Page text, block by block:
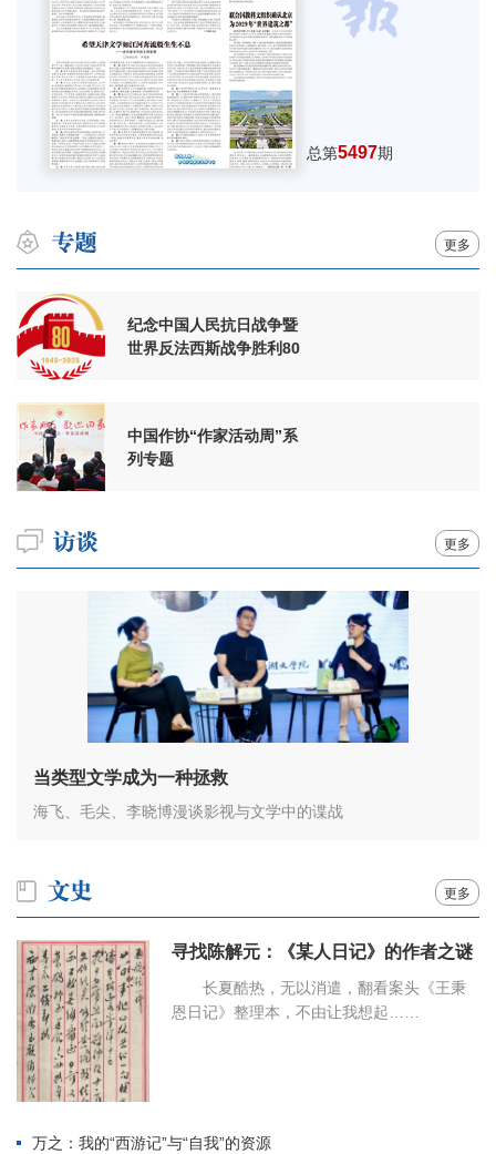
总第5497期
更多
纪念中国人民抗日战争暨
世界反法西斯战争胜利80
中国作协“作家活动周”系
列专题
更多
当类型文学成为一种拯救
海飞、毛尖、李晓博漫谈影视与文学中的谍战
更多
寻找陈解元：《某人日记》的作者之谜
长夏酷热，无以消遣，翻看案头《王秉
恩日记》整理本，不由让我想起……
万之：我的“西游记”与“自我”的资源